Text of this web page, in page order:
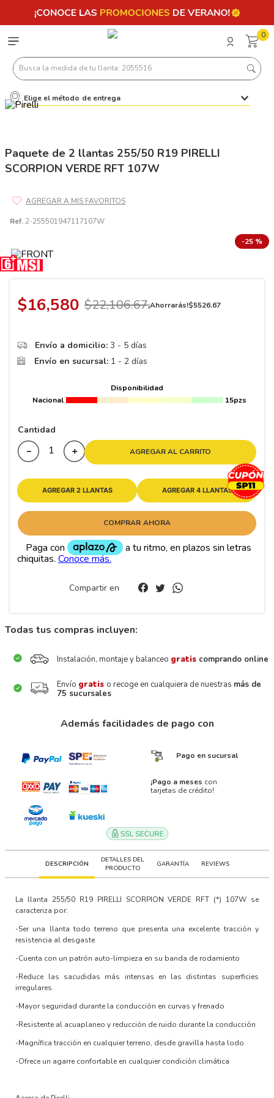
0
Busca la medida de tu llanta: 2055516
Elige el método de entrega
Paquete de 2 llantas 255/50 R19 PIRELLI
SCORPION VERDE RFT 107W
Ref. 2-255501947117107W
-25 %
$16,580 $22,106.67¡Ahorrarás!$5526.67
Envío a domicilio: 3 - 5 días
Envío en sucursal: 1 - 2 días
Disponibilidad
Nacional
15pzs
Cantidad
＋
－ AGREGAR AL CARRITO
AGREGAR 2 LLANTAS AGREGAR 4 LLANTAS
COMPRAR AHORA
Compartir en
Todas tus compras incluyen:
Instalación, montaje y balanceo gratis comprando online
Envío gratis o recoge en cualquiera de nuestras más de
75 sucursales
Además facilidades de pago con
Pago en sucursal
¡Pago a meses con
tarjetas de crédito!
DESCRIPCIÓN
DETALLES DEL
PRODUCTO
GARANTÍA REVIEWS
La llanta 255/50 R19 PIRELLI SCORPION VERDE RFT (*) 107Wse
caracteriza por:
-Ser una llanta todo terreno que presenta una excelente tracción y
resistencia al desgaste
-Cuenta con un patrón auto-limpieza en su banda de rodamiento
-Reduce las sacudidas más intensas en las distintas superficies
irregulares
-Mayor seguridad durante la conducción en curvas y frenado
-Resistente al acuaplaneo y reducción de ruido durante la conducción
-Magnífica tracción en cualquier terreno, desde gravilla hasta lodo
-Ofrece un agarre confortable en cualquier condición climática
Términos más buscados
2
3.235